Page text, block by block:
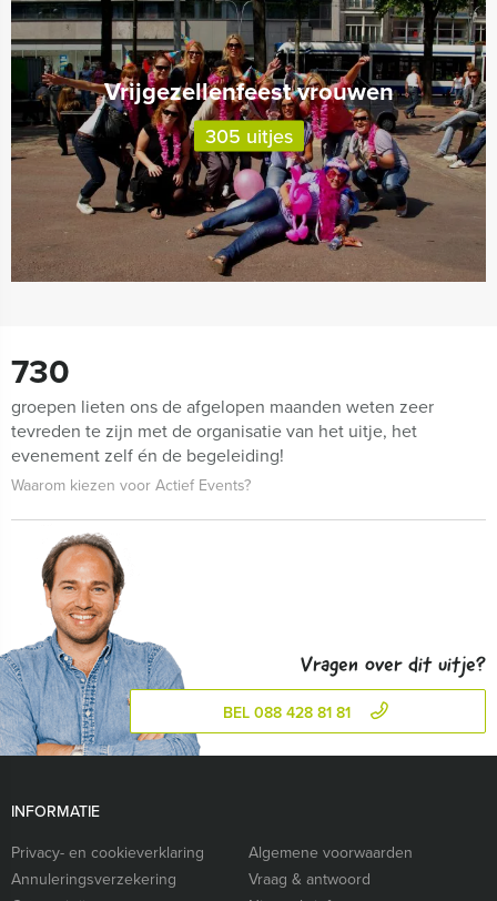
Vrijgezellenfeest vrouwen
305 uitjes
730
groepen lieten ons de afgelopen maanden weten zeer
tevreden te zijn met de organisatie van het uitje, het
evenement zelf én de begeleiding!
Waarom kiezen voor Actief Events?
Vragen over dit uitje?
BEL 088 428 81 81
INFORMATIE
Privacy- en cookieverklaring
Algemene voorwaarden
Annuleringsverzekering
Vraag & antwoord